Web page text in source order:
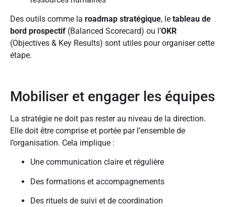
Des outils comme la roadmap stratégique, le tableau de
bord prospectif (Balanced Scorecard) ou l’OKR
(Objectives & Key Results) sont utiles pour organiser cette
étape.
Mobiliser et engager les équipes
La stratégie ne doit pas rester au niveau de la direction.
Elle doit être comprise et portée par l’ensemble de
l’organisation. Cela implique :
Une communication claire et régulière
Des formations et accompagnements
Des rituels de suivi et de coordination